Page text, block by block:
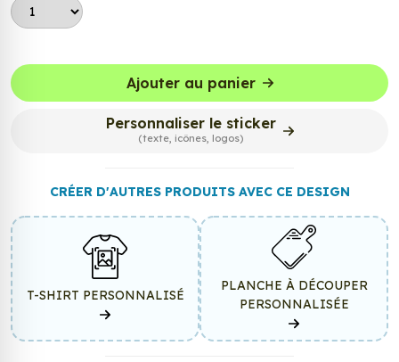
Ajouter au panier
Personnaliser le sticker
(texte, icônes, logos)
CRÉER D'AUTRES PRODUITS AVEC CE DESIGN
T-SHIRT PERSONNALISÉ
PLANCHE À DÉCOUPER
PERSONNALISÉE